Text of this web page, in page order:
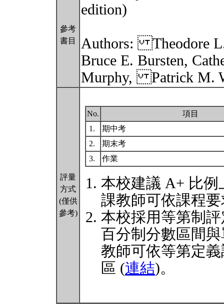
參考
書目
edition)
Authors: Theodore
Bruce E. Bursten,
Murphy, Patrick M.
評量
方式
(僅供
參考)
No.
項目
1.
期中考
2.
期末考
3.
作業
本校建議 A+ 比例
課教師可依課程
本校採用等第制
百分制分數區間
教師可依等第定
區 (連結)。